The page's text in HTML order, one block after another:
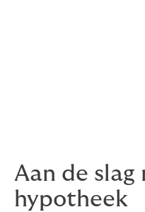
Aan de
hypotheek